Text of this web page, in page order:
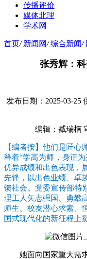
传播评价
媒体北理
学术网
首页/ 新闻网/ 综合新闻/
张秀辉：
发布日期：2025-03-25
编辑：臧瑞楠
【编者按】他们是匠
释着“学高为师，身正
优异成绩和出色表现，
先锋，以出色业绩、卓
馈社会。党委宣传部特
理工人矢志强国、勇攀
师生、校友潜心求索、
国式现代化的新征程上
她面向国家重大需